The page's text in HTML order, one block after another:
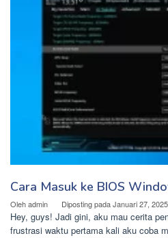
Cara Masuk ke BIOS
Olehadmin Diposting padaJanuari 27, 2025
Hey, guys! Jadi gini, aku mau cerita
frustrasi waktu pertama kali aku coba